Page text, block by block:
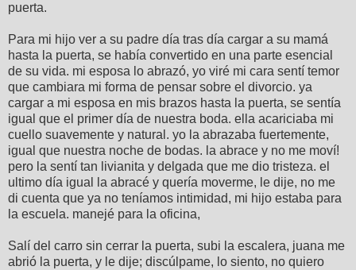
puerta.
Para mi hijo ver a su padre día tras día cargar a su mamá
hasta la puerta, se había convertido en una parte esencial
de su vida. mi esposa lo abrazó, yo viré mi cara sentí temor
que cambiara mi forma de pensar sobre el divorcio. ya
cargar a mi esposa en mis brazos hasta la puerta, se sentía
igual que el primer día de nuestra boda. ella acariciaba mi
cuello suavemente y natural. yo la abrazaba fuertemente,
igual que nuestra noche de bodas. la abrace y no me moví!
pero la sentí tan livianita y delgada que me dio tristeza. el
ultimo día igual la abracé y quería moverme, le dije, no me
di cuenta que ya no teníamos intimidad, mi hijo estaba para
la escuela. manejé para la oficina,
Salí del carro sin cerrar la puerta, subi la escalera, juana me
abrió la puerta, y le dije; discúlpame, lo siento, no quiero